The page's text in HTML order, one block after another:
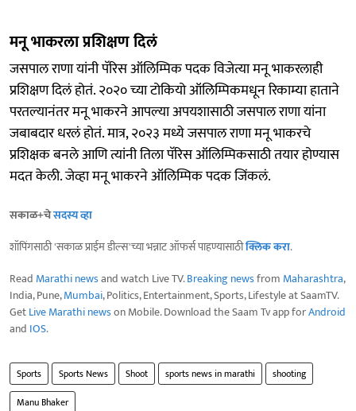
मनू भाकरला प्रशिक्षण दिलं
जसपाल राणा यांनी पॅरिस ऑलिम्पिक पदक विजेत्या मनू भाकरलाही
प्रशिक्षण दिलं होतं. २०२० च्या टोकियो ऑलिम्पिकमधून रिकाम्या हाताने
परतल्यानंतर मनू भाकरने आपल्या अपयशासाठी जसपाल राणा यांना
जबाबदार धरलं होतं. मात्र, २०२३ मध्ये जसपाल राणा मनू भाकरचे
प्रशिक्षक बनले आणि त्यांनी तिला पॅरिस ऑलिम्पिकसाठी तयार होण्यास
मदत केली. जेव्हा मनू भाकरने ऑलिम्पिक पदक जिंकलं.
सकाळ+चेसदस्य व्हा
शॉपिंगसाठी 'सकाळ प्राईम डील्स'च्या भन्नाट ऑफर्स पाहण्यासाठीक्लिक करा.
Read Marathi newsand watch Live TV.Breaking newsfrom Maharashtra,
India, Pune,Mumbai, Politics, Entertainment, Sports, Lifestyle at SaamTV.
GetLive Marathi newson Mobile. Download the Saam Tv app forAndroid
and IOS.
Sports Sports News Shoot sports news in marathi
shooting
Manu Bhaker